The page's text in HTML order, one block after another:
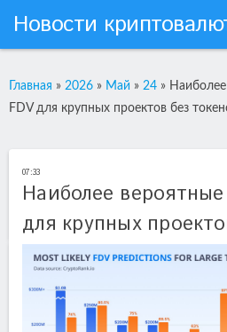
Новости
Главная » 2026 » Май » 24 »
FDV для крупных проектов без
07:33
Наиболее
для крупных